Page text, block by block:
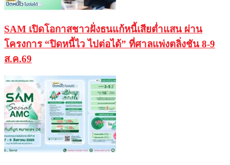
SAM เปิดโอกาสชาวฝั่งธนแก้หนี้เสียต่ำแสน ผ่าน
โครงการ “ปิดหนี้ไว ไปต่อได้” ที่ศาลแพ่งตลิ่งชัน 8-9
ส.ค.69